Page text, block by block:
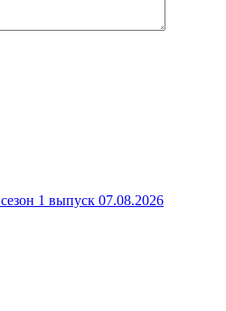
1 выпуск 07.08.2026